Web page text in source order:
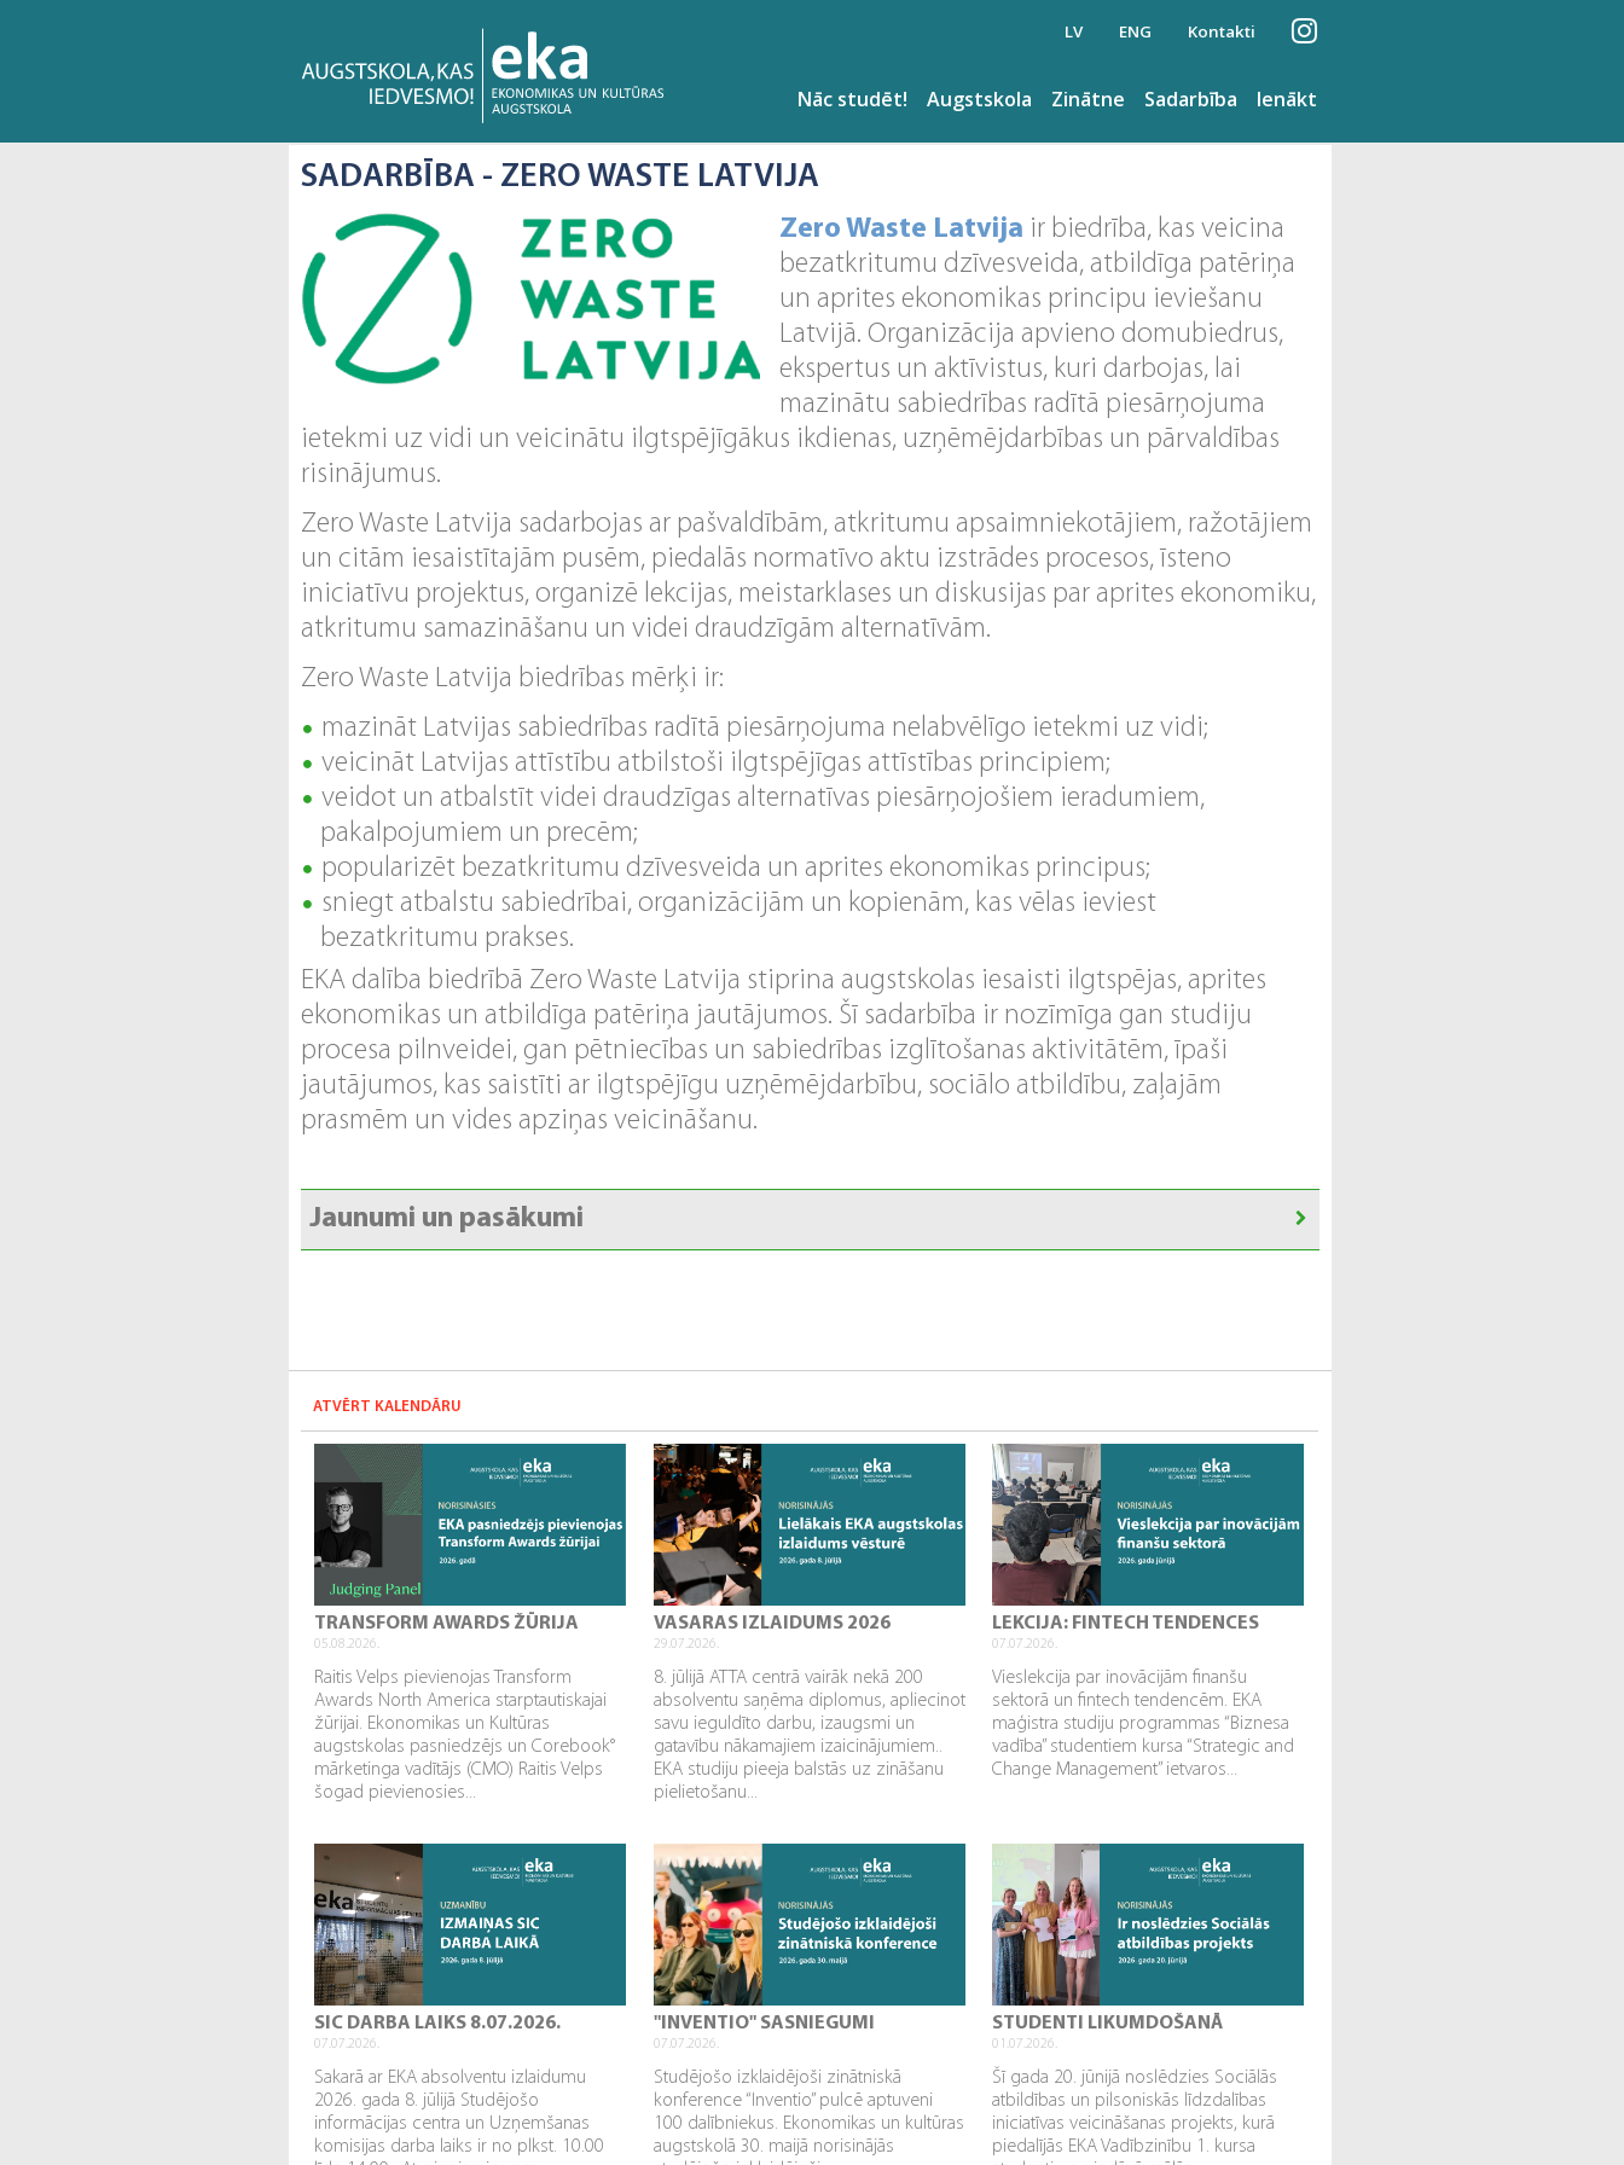
LV ENG Kontakti
Ienākt
Sadarbība
Zinātne
Augstskola
Nāc studēt!
SADARBĪBA - ZERO WASTE LATVIJA
Zero Waste Latvija ir biedrība, kas veicina
bezatkritumu dzīvesveida, atbildīga patēriņa
un aprites ekonomikas principu ieviešanu
Latvijā. Organizācija apvieno domubiedrus,
ekspertus un aktīvistus, kuri darbojas, lai
mazinātu sabiedrības radītā piesārņojuma
ietekmi uz vidi un veicinātu ilgtspējīgākus ikdienas, uzņēmējdarbības un pārvaldības
risinājumus.
Zero Waste Latvija sadarbojas ar pašvaldībām, atkritumu apsaimniekotājiem, ražotājiem
un citām iesaistītajām pusēm, piedalās normatīvo aktu izstrādes procesos, īsteno
iniciatīvu projektus, organizē lekcijas, meistarklases un diskusijas par aprites ekonomiku,
atkritumu samazināšanu un videi draudzīgām alternatīvām.
Zero Waste Latvija biedrības mērķi ir:
mazināt Latvijas sabiedrības radītā piesārņojuma nelabvēlīgo ietekmi uz vidi;
veicināt Latvijas attīstību atbilstoši ilgtspējīgas attīstības principiem;
veidot un atbalstīt videi draudzīgas alternatīvas piesārņojošiem ieradumiem,
pakalpojumiem un precēm;
popularizēt bezatkritumu dzīvesveida un aprites ekonomikas principus;
sniegt atbalstu sabiedrībai, organizācijām un kopienām, kas vēlas ieviest
bezatkritumu prakses.
EKA dalība biedrībā Zero Waste Latvija stiprina augstskolas iesaisti ilgtspējas, aprites
ekonomikas un atbildīga patēriņa jautājumos. Šī sadarbība ir nozīmīga gan studiju
procesa pilnveidei, gan pētniecības un sabiedrības izglītošanas aktivitātēm, īpaši
jautājumos, kas saistīti ar ilgtspējīgu uzņēmējdarbību, sociālo atbildību, zaļajām
prasmēm un vides apziņas veicināšanu.
Jaunumi un pasākumi
ATVĒRT KALENDĀRU
TRANSFORM AWARDS ŽŪRIJA
05.08.2026.
Raitis Velps pievienojas Transform
Awards North America starptautiskajai
žūrijai. Ekonomikas un Kultūras
augstskolas pasniedzējs un Corebook°
mārketinga vadītājs (CMO) Raitis Velps
šogad pievienosies...
VASARAS IZLAIDUMS 2026
29.07.2026.
8. jūlijā ATTA centrā vairāk nekā 200
absolventu saņēma diplomus, apliecinot
savu ieguldīto darbu, izaugsmi un
gatavību nākamajiem izaicinājumiem..
EKA studiju pieeja balstās uz zināšanu
pielietošanu...
LEKCIJA: FINTECH TENDENCES
07.07.2026.
Vieslekcija par inovācijām finanšu
sektorā un fintech tendencēm. EKA
maģistra studiju programmas “Biznesa
vadība” studentiem kursa “Strategic and
Change Management” ietvaros...
SIC DARBA LAIKS 8.07.2026.
07.07.2026.
Sakarā ar EKA absolventu izlaidumu
2026. gada 8. jūlijā Studējošo
informācijas centra un Uzņemšanas
komisijas darba laiks ir no plkst. 10.00
"INVENTIO" SASNIEGUMI
07.07.2026.
Studējošo izklaidējoši zinātniskā
konference “Inventio” pulcē aptuveni
100 dalībniekus. Ekonomikas un kultūras
augstskolā 30. maijā norisinājās
STUDENTI LIKUMDOŠANĀ
01.07.2026.
Šī gada 20. jūnijā noslēdzies Sociālās
atbildības un pilsoniskās līdzdalības
iniciatīvas veicināšanas projekts, kurā
piedalījās EKA Vadībzinību 1. kursa